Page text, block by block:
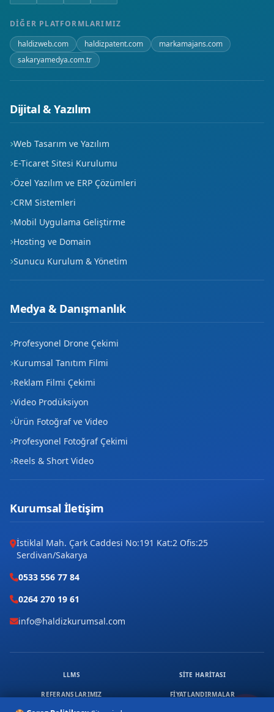
Piri Mehmet Paşa
Sanayi
Somuncu Baba
Şamlı
Şifahane
Taşpazar
Yavuz Sultan Selim
Zafer
DIĞER PLATFORMLARIMIZ
haldizweb.com
haldizpatent.com
markamajans.com
sakaryamedya.com.tr
Dijital & Yazılım
Web Tasarım ve Yazılım
E-Ticaret Sitesi Kurulumu
Özel Yazılım ve ERP Çözümleri
CRM Sistemleri
Mobil Uygulama Geliştirme
Hosting ve Domain
Sunucu Kurulum & Yönetim
Medya & Danışmanlık
Profesyonel Drone Çekimi
Kurumsal Tanıtım Filmi
Reklam Filmi Çekimi
Video Prodüksiyon
Ürün Fotoğraf ve Video
Profesyonel Fotoğraf Çekimi
Reels & Short Video
Kurumsal İletişim
İstiklal Mah. Çark Caddesi No:191 Kat:2 Ofis:25
Serdivan/Sakarya
0533 556 77 84
0264 270 19 61
info@haldizkurumsal.com
LLMS SITE HARITASI
REFERANSLARIMIZ FIYATLANDIRMALAR